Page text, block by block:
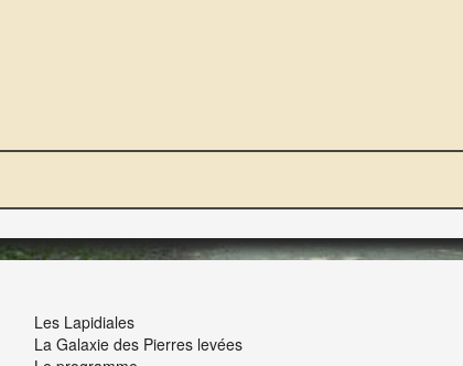
Les Lapidiales
La Galaxie des Pierres levées